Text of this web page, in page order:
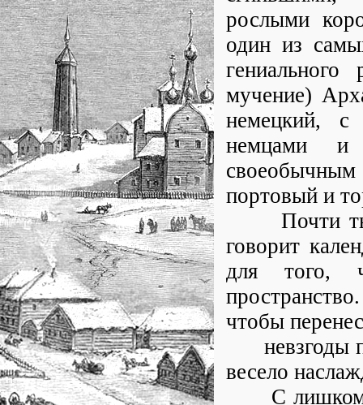
рослыми
один из
мучение)
немецкий,
немцами и
портовый и
Почти
говорит
для того,
чтобы
невзгоды
весело
С лишком